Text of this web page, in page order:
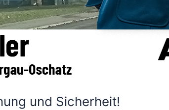
und Sicherheit!